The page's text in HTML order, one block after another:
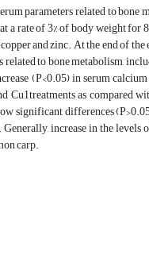
parameters related to
rate of 3% of body weight
and zinc. At the end of
to bone metabolism,
(P<0.05) in serum
as compared
significant differences
increase in the
carp.